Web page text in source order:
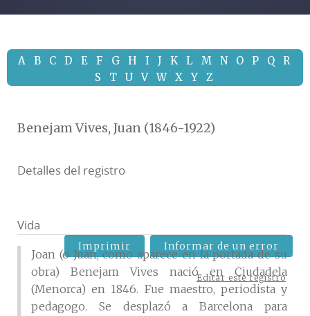
A B C D E F G H I J K L M N O P Q
R
S
T U V W X Y Z
Benejam Vives, Juan (1846-1922)
Detalles del registro
Vida
Joan (o Juan, como aparece en la portada de su
obra) Benejam Vives nació en Ciudadela
(Menorca) en 1846. Fue maestro, periodista y
pedagogo. Se desplazó a Barcelona para
Imprimir Informar de un error
Editar este registro